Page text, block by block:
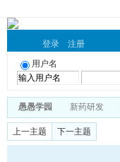
登录 注册
用户名
愚愚学园 新药研发
上一主题 下一主题